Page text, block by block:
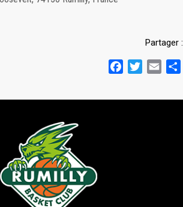
Partager :
FacebookTwitter